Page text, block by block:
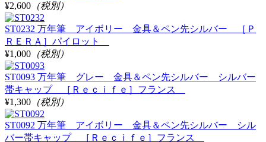
¥2,600 （税別）
ST0232 万年筆 アイボリー 金具＆ペン先シルバー ［Ｐ
ＲＥＲＡ］パイロット
¥1,000 （税別）
ST0093 万年筆 グレー 金具＆ペン先シルバー シルバー
帯キャップ ［Ｒｅｃｉｆｅ］フランス
¥1,300 （税別）
ST0092 万年筆 アイボリー 金具＆ペン先シルバー シル
バー帯キャップ ［Ｒｅｃｉｆｅ］フランス